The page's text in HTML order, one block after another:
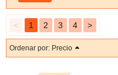
< 1 2 3 4 >
Ordenar por: Precio